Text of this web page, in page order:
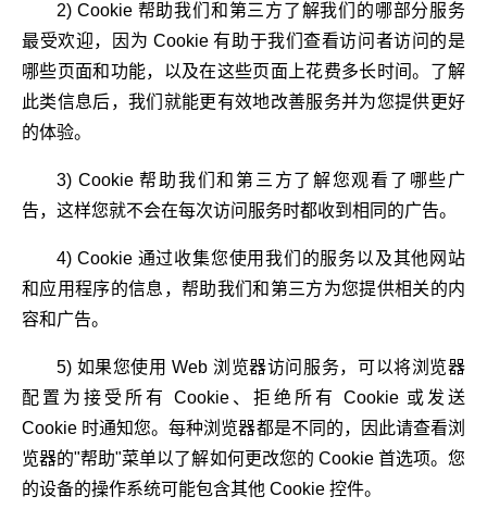
2) Cookie 帮助我们和第三方了解我们的哪部分服务
最受欢迎，因为 Cookie 有助于我们查看访问者访问的是
哪些页面和功能，以及在这些页面上花费多长时间。了解
此类信息后，我们就能更有效地改善服务并为您提供更好
的体验。
3) Cookie 帮助我们和第三方了解您观看了哪些广
告，这样您就不会在每次访问服务时都收到相同的广告。
4) Cookie 通过收集您使用我们的服务以及其他网站
和应用程序的信息，帮助我们和第三方为您提供相关的内
容和广告。
5) 如果您使用 Web 浏览器访问服务，可以将浏览器
配置为接受所有 Cookie、拒绝所有 Cookie 或发送
Cookie 时通知您。每种浏览器都是不同的，因此请查看浏
览器的"帮助"菜单以了解如何更改您的 Cookie 首选项。您
的设备的操作系统可能包含其他 Cookie 控件。